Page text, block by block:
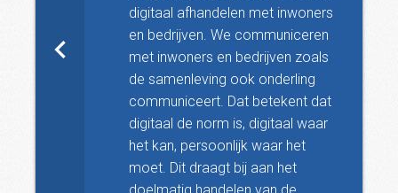
digitaal afhandelen met inwoners
en bedrijven. We communiceren
met inwoners en bedrijven zoals
de samenleving ook onderling
communiceert. Dat betekent dat
digitaal de norm is, digitaal waar
het kan, persoonlijk waar het
moet. Dit draagt bij aan het